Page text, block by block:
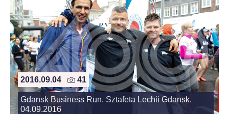
2016.09.04 41
Gdansk Business Run. Sztafeta Lechii Gdansk.
04.09.2016